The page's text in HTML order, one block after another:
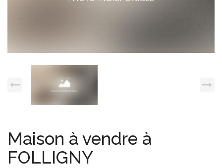
Maison à vendre à
FOLLIGNY